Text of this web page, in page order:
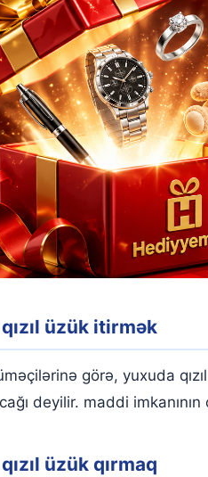
üzük itirmək
görə, yuxuda
deyilir. maddi
üzük qırmaq